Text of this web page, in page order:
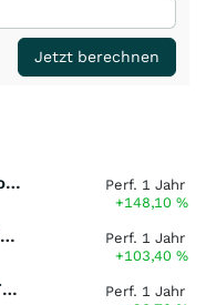
Jetzt berechnen
iShares MSCI Global Semiconductors UCITS ETF USD (Acc)
Perf. 1 Jahr
+148,10%
Global X Copper Miners UCITS ETF USD Acc
Perf. 1 Jahr
+103,40%
iShares Copper Miners UCITS ETF
Perf. 1 Jahr